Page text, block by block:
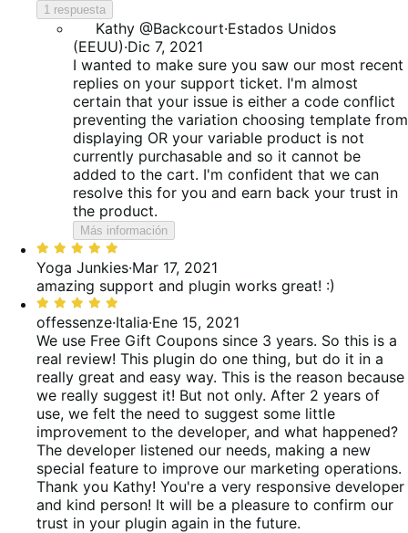
1 respuesta
Kathy @Backcourt·Estados Unidos
(EEUU)·Dic 7, 2021
I wanted to make sure you saw our most recent
replies on your support ticket. I'm almost
certain that your issue is either a code conflict
preventing the variation choosing template from
displaying OR your variable product is not
currently purchasable and so it cannot be
added to the cart. I'm confident that we can
resolve this for you and earn back your trust in
the product.
Más información
Valoración:
5
de
5
Yoga Junkies·Mar 17, 2021
amazing support and plugin works great! :)
Valoración:
5
de
5
offessenze·Italia·Ene 15, 2021
We use Free Gift Coupons since 3 years. So this is a
real review! This plugin do one thing, but do it in a
really great and easy way. This is the reason because
we really suggest it! But not only. After 2 years of
use, we felt the need to suggest some little
improvement to the developer, and what happened?
The developer listened our needs, making a new
special feature to improve our marketing operations.
Thank you Kathy! You're a very responsive developer
and kind person! It will be a pleasure to confirm our
trust in your plugin again in the future.